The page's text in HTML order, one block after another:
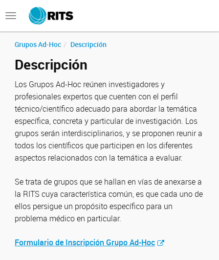
Toggle
navigation
Grupos Ad-Hoc Descripción
Descripción
Los Grupos Ad-Hoc reúnen investigadores y
profesionales expertos que cuenten con el perfil
técnico/científico adecuado para abordar la temática
específica, concreta y particular de investigación. Los
grupos serán interdisciplinarios, y se proponen reunir a
todos los científicos que participen en los diferentes
aspectos relacionados con la temática a evaluar.
Se trata de grupos que se hallan en vías de anexarse a
la RITS cuya característica común, es que cada uno de
ellos persigue un propósito específico para un
problema médico en particular.
Formulario de Inscripción Grupo Ad-Hoc